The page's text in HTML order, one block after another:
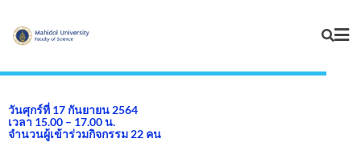
วันศุกร์ที่ 17 กันยายน 2564
เวลา 15.00 – 17.00 น.
จำนวนผู้เข้าร่วมกิจกรรม 22 คน